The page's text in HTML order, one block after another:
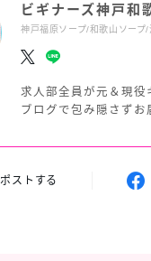
ビギナーズ神戸和
神戸福原ソープ/和歌山ソープ
求人部全員が元＆現役
ブログで包み隠さずお
ポストする